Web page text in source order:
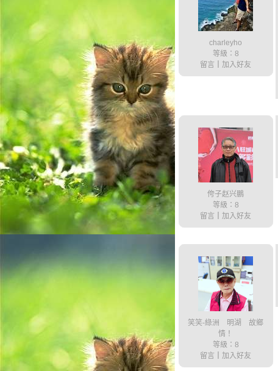
charleyho
等級：8
留言
加入好友
侉子赵兴鵬
等級：8
留言
加入好友
笑笑-綠洲 明湖 故鄉
情！
等級：8
留言
加入好友